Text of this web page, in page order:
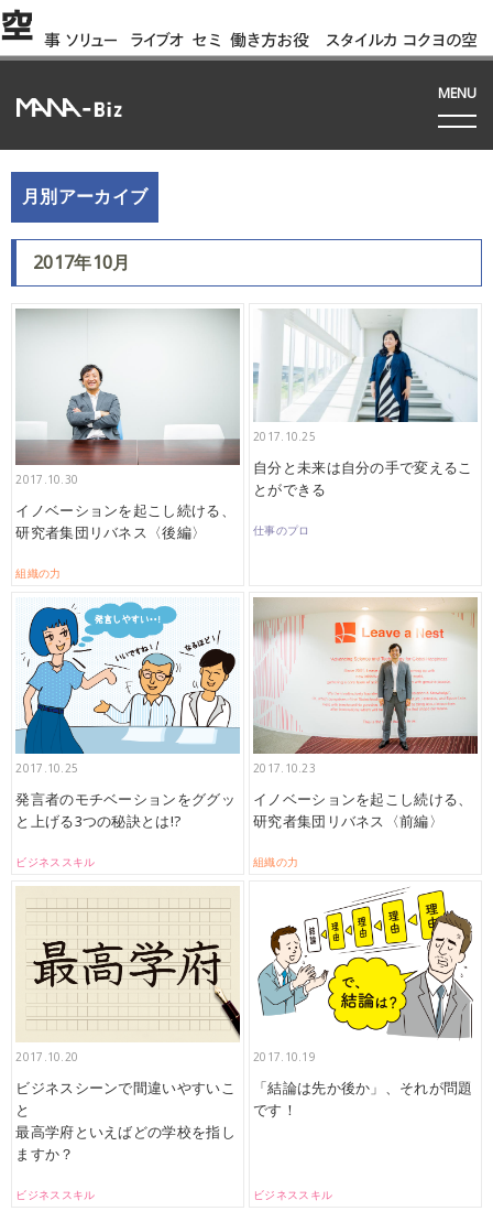
空 事
例
ソリュー
ション
ライブオ
フィス
セミ
ナー
働き方お役
立ち資料
スタイルカ
タログ
コクヨの空
間って!?
MENU
月別アーカイブ
2017年10月
2017.10.30
イノベーションを起こし続ける、
研究者集団リバネス〈後編〉
組織の力
2017.10.25
自分と未来は自分の手で変えるこ
とができる
仕事のプロ
2017.10.25
発言者のモチベーションをググッ
と上げる3つの秘訣とは!?
ビジネススキル
2017.10.23
イノベーションを起こし続ける、
研究者集団リバネス〈前編〉
組織の力
2017.10.20
ビジネスシーンで間違いやすいこ
と
最高学府といえばどの学校を指し
ますか？
ビジネススキル
2017.10.19
「結論は先か後か」、それが問題
です！
ビジネススキル